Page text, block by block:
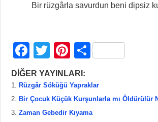
Bir rüzgârla savurdun beni dipsiz
F
a
c
e
b
T
wi
tt
er
Pi
nt
er
e
st
S
ar
e
DİĞER YAYINLARI:
Rüzgâr Söküğü Yapraklar
Bir Çocuk Küçük Kurşunlarla mı Öldürülür
Zaman Gebedir Kıyama